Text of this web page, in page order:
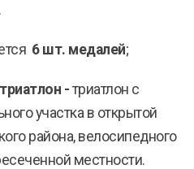
6 шт. медалей;
- триатлон с
участка в открытой
района, велосипедного
местности.